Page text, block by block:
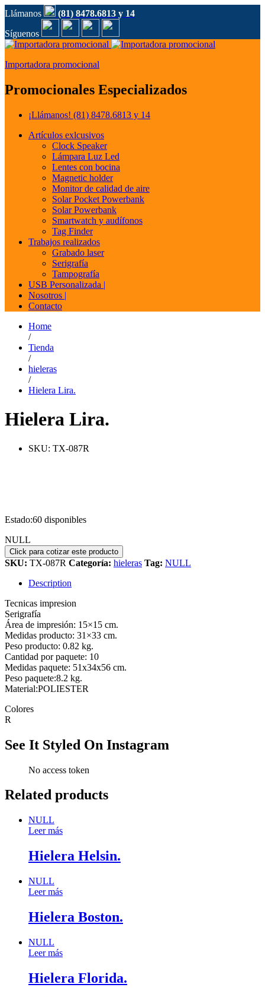
Llámanos
(81) 8478.6813 y 14
Síguenos
Importadora promocional
Promocionales Especializados
¡Llámanos! (81) 8478.6813 y 14
Artículos exlcusivos
Clock Speaker
Lámpara Luz Led
Lentes con bocina
Magnetic holder
Monitor de calidad de aire
Solar Pocket Powerbank
Solar Powerbank
Smartwatch y audífonos
Tag Finder
Trabajos realizados
Grabado laser
Serigrafía
Tampografía
USB Personalizada |
Nosotros |
Contacto
Home
/
Tienda
/
hieleras
/
Hielera Lira.
Hielera Lira.
SKU: TX-087R
Estado:60 disponibles
NULL
SKU: TX-087R Categoría: hieleras Tag: NULL
Description
Tecnicas impresion
Serigrafía
Área de impresión: 15×15 cm.
Medidas producto: 31×33 cm.
Peso producto: 0.82 kg.
Cantidad por paquete: 10
Medidas paquete: 51x34x56 cm.
Peso paquete:8.2 kg.
Material:POLIESTER
Colores
R
See It Styled On Instagram
No access token
Related products
NULL
Leer más
Hielera Helsin.
NULL
Leer más
Hielera Boston.
NULL
Leer más
Hielera Florida.